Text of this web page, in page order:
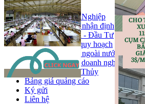
Tin tức
Khu Công Nghiệp
Phân tích - nhận định
Chính sách - Đầu Tư
Thông tin quy hoạch
Thị trường ngoài nước
Hoạt động doanh nghiẹp
Tin Phong Thủy
Bảng giá quảng cáo
Ký gửi
Liên hệ